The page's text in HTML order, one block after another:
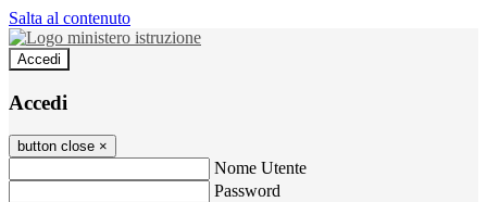
Salta al contenuto
Accedi
Accedi
button close ×
Nome Utente
Password